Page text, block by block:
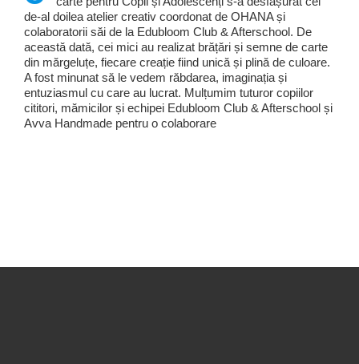
de-al doilea atelier creativ coordonat de OHANA și
colaboratorii săi de la Edubloom Club & Afterschool. De
această dată, cei mici au realizat brățări și semne de carte
din mărgeluțe, fiecare creație fiind unică și plină de culoare.
A fost minunat să le vedem răbdarea, imaginația și
entuziasmul cu care au lucrat. Mulțumim tuturor copiilor
cititori, mămicilor și echipei Edubloom Club & Afterschool și
Avva Handmade pentru o colaborare